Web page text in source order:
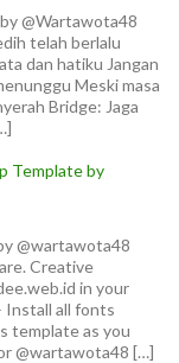
@Wartawota48
telah berlalu
dan hatiku Jangan
Meski masa
Bridge: Jaga
Template by
@wartawota48
Creative
in your
Install all fonts
template as you
@wartawota48 […]